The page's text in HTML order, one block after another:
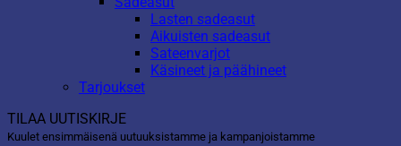
Lasten sadeasut
Aikuisten sadeasut
Sateenvarjot
Käsineet ja päähineet
Tarjoukset
TILAA UUTISKIRJE
Kuulet ensimmäisenä uutuuksistamme ja kampanjoistamme